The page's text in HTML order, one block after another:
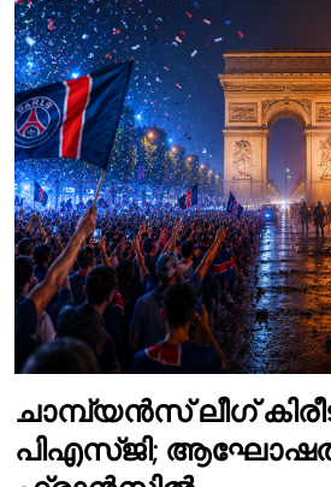
ചാമ്പ്യൻസ് ലീഗ്
പി‌എസ്‌ജി;